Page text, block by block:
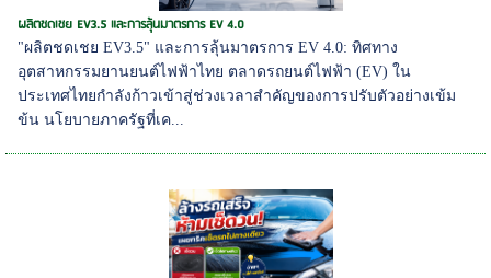
ผลิตชดเชย EV3.5 และการลุ้นมาตรการ EV 4.0
"ผลิตชดเชย EV3.5" และการลุ้นมาตรการ EV 4.0: ทิศทาง
อุตสาหกรรมยานยนต์ไฟฟ้าไทย ตลาดรถยนต์ไฟฟ้า (EV) ใน
ประเทศไทยกำลังก้าวเข้าสู่ช่วงเวลาสำคัญของการปรับตัวอย่างเข้ม
ข้น นโยบายภาครัฐที่เค...